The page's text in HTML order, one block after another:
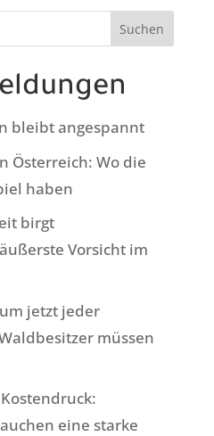
Suchen
bleibt angespannt
Österreich: Wo die
haben
birgt
Vorsicht im
jetzt jeder
müssen
eine starke